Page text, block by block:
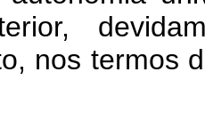
nos termos